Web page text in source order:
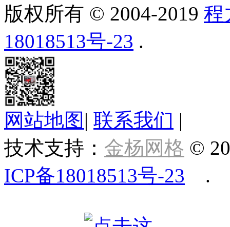
版权所有 © 2004-2019 程
18018513号-23 .
网站地图 | 联系我们 |
技术支持： 金杨网格 ©
ICP备18018513号-23 .